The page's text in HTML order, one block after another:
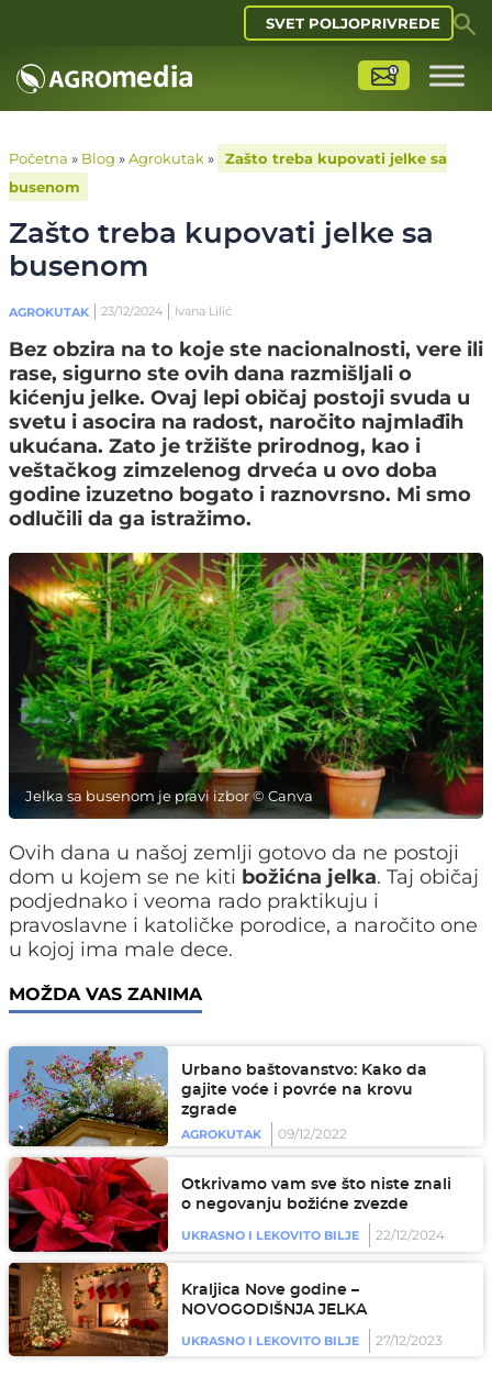
SVET POLJOPRIVREDE
Početna » Blog »Agrokutak »
Zašto treba kupovati jelke sa
busenom
Zašto treba kupovati jelke sa
busenom
AGROKUTAK 23/12/2024 Ivana Lilić
Bez obzira na to koje ste nacionalnosti, vere ili
rase, sigurno ste ovih dana razmišljali o
kićenju jelke. Ovaj lepi običaj postoji svuda u
svetu i asocira na radost, naročito najmlađih
ukućana. Zato je tržište prirodnog, kao i
veštačkog zimzelenog drveća u ovo doba
godine izuzetno bogato i raznovrsno. Mi smo
odlučili da ga istražimo.
Jelka sa busenom je pravi izbor © Canva
Ovih dana u našoj zemlji gotovo da ne postoji
dom u kojem se ne kiti božićna jelka. Taj običaj
podjednako i veoma rado praktikuju i
pravoslavne i katoličke porodice, a naročito one
u kojoj ima male dece.
MOŽDA VAS ZANIMA
Urbano baštovanstvo: Kako da
gajite voće i povrće na krovu
zgrade
AGROKUTAK
09/12/2022
Otkrivamo vam sve što niste znali
o negovanju božićne zvezde
UKRASNO I LEKOVITO BILJE 22/12/2024
Kraljica Nove godine –
NOVOGODIŠNJA JELKA
UKRASNO I LEKOVITO BILJE 27/12/2023